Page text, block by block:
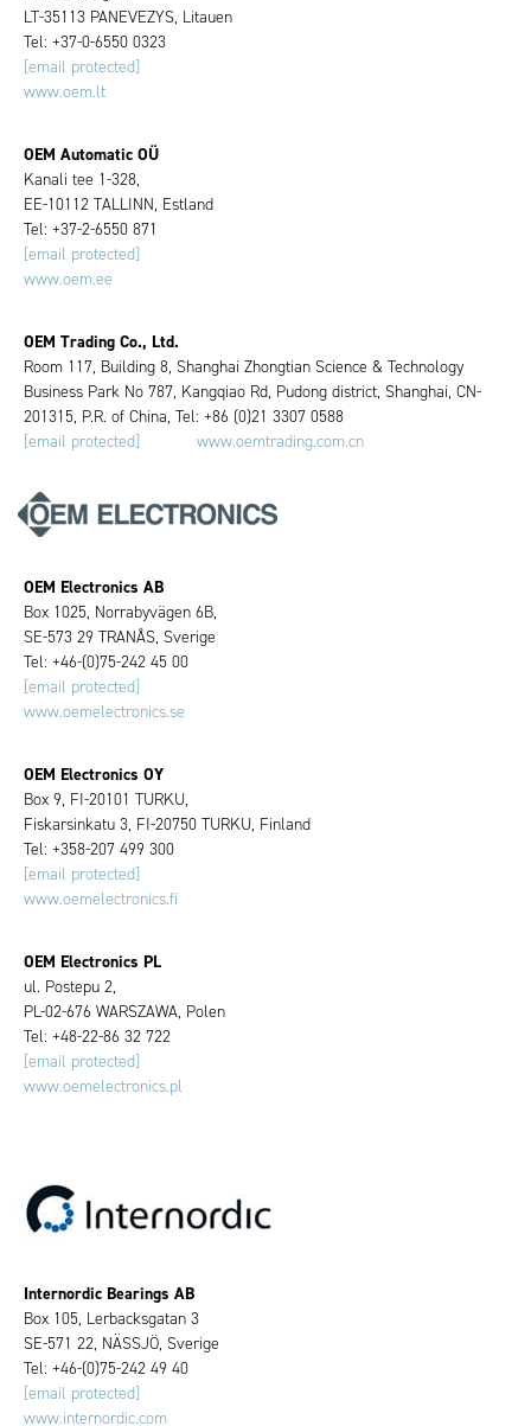
LT-35113 PANEVEZYS, Litauen
Tel: +37-0-6550 0323
[email protected]
www.oem.lt
OEM Automatic OÜ
Kanali tee 1-328,
EE-10112 TALLINN, Estland
Tel: +37-2-6550 871
[email protected]
www.oem.ee
OEM Trading Co., Ltd.
Room 117, Building 8, Shanghai Zhongtian Science & Technology
Business Park No 787, Kangqiao Rd, Pudong district, Shanghai, CN-
201315, P.R. of China, Tel: +86 (0)21 3307 0588
[email protected]
www.oemtrading.com.cn
OEM Electronics AB
Box 1025, Norrabyvägen 6B,
SE-573 29 TRANÅS, Sverige
Tel: +46-(0)75-242 45 00
[email protected]
www.oemelectronics.se
OEM Electronics OY
Box 9, FI-20101 TURKU,
Fiskarsinkatu 3, FI-20750 TURKU, Finland
Tel: +358-207 499 300
[email protected]
www.oemelectronics.fi
OEM Electronics PL
ul. Postepu 2,
PL-02-676 WARSZAWA, Polen
Tel: +48-22-86 32 722
[email protected]
www.oemelectronics.pl
Internordic Bearings AB
Box 105, Lerbacksgatan 3
SE-571 22, NÄSSJÖ, Sverige
Tel: +46-(0)75-242 49 40
[email protected]
www.internordic.com